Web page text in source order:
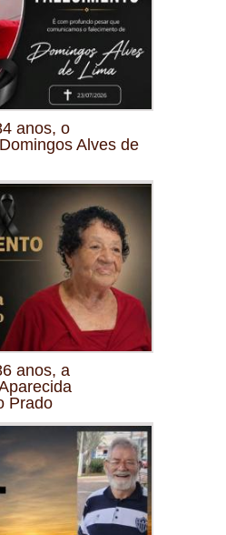
anos, o
Alves de
anos, a
Prado